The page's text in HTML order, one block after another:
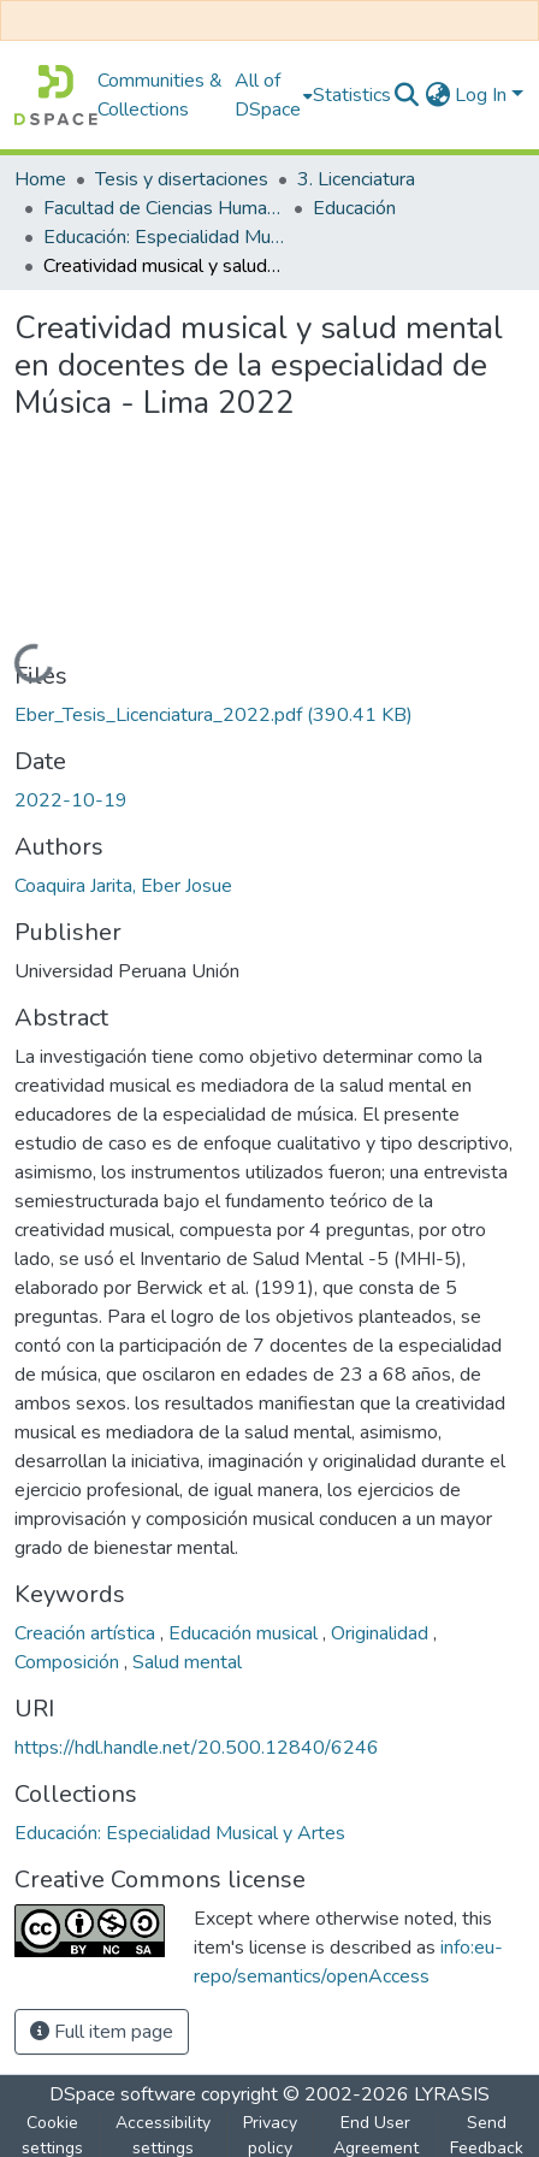
Communities &
Collections
All of
DSpace
Statistics Log In
Home Tesis y disertaciones
3. Licenciatura
Facultad de Ciencias Humanas y Educación
Educación
Educación: Especialidad Musical y Artes
Creatividad musical y salud mental en docentes de la especialidad de Música - Lima 2022
Creatividad musical y salud mental
en docentes de la especialidad de
Música - Lima 2022
Loading...
Files
Eber_Tesis_Licenciatura_2022.pdf(390.41 KB)
Date
2022-10-19
Authors
Coaquira Jarita, Eber Josue
Publisher
Universidad Peruana Unión
Abstract
La investigación tiene como objetivo determinar como la
creatividad musical es mediadora de la salud mental en
educadores de la especialidad de música. El presente
estudio de caso es de enfoque cualitativo y tipo descriptivo,
asimismo, los instrumentos utilizados fueron; una entrevista
semiestructurada bajo el fundamento teórico de la
creatividad musical, compuesta por 4 preguntas, por otro
lado, se usó el Inventario de Salud Mental -5 (MHI-5),
elaborado por Berwick et al. (1991), que consta de 5
preguntas. Para el logro de los objetivos planteados, se
contó con la participación de 7 docentes de la especialidad
de música, que oscilaron en edades de 23 a 68 años, de
ambos sexos. los resultados manifiestan que la creatividad
musical es mediadora de la salud mental, asimismo,
desarrollan la iniciativa, imaginación y originalidad durante el
ejercicio profesional, de igual manera, los ejercicios de
improvisación y composición musical conducen a un mayor
grado de bienestar mental.
Keywords
Creación artística , Educación musical, Originalidad ,
Composición , Salud mental
URI
https://hdl.handle.net/20.500.12840/6246
Collections
Educación: Especialidad Musical y Artes
Creative Commons license
Except where otherwise noted, this
item's license is described as info:eu-
repo/semantics/openAccess
Full item page
DSpace software copyright © 2002-2026 LYRASIS
Cookie
settings
Accessibility
settings
Privacy
policy
End User
Agreement
Send
Feedback